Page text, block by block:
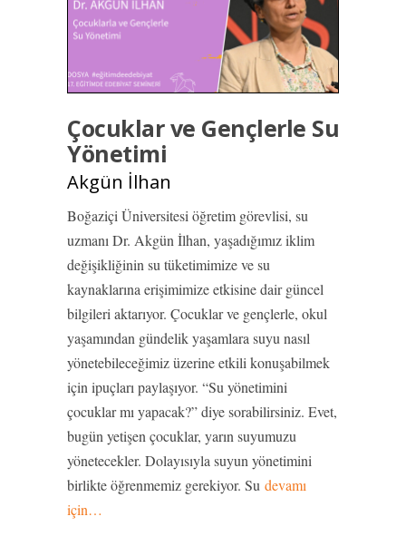
Çocuklar ve Gençlerle Su
Yönetimi
Akgün İlhan
Boğaziçi Üniversitesi öğretim görevlisi, su
uzmanı Dr. Akgün İlhan, yaşadığımız iklim
değişikliğinin su tüketimimize ve su
kaynaklarına erişimimize etkisine dair güncel
bilgileri aktarıyor. Çocuklar ve gençlerle, okul
yaşamından gündelik yaşamlara suyu nasıl
yönetebileceğimiz üzerine etkili konuşabilmek
için ipuçları paylaşıyor. “Su yönetimini
çocuklar mı yapacak?” diye sorabilirsiniz. Evet,
bugün yetişen çocuklar, yarın suyumuzu
yönetecekler. Dolayısıyla suyun yönetimini
birlikte öğrenmemiz gerekiyor. Su devamı
için…